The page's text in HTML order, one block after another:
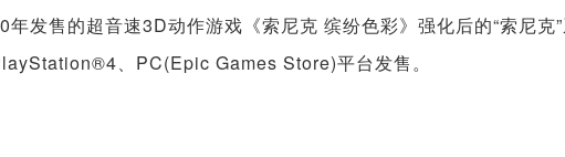
售的超音速3D动作游戏《索尼克 缤纷色彩》强化后的“索尼克
、PC(Epic Games Store)平台发售。